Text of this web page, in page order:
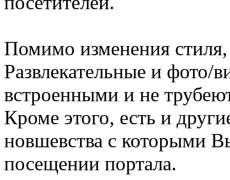
Помимо изменения
Развлекательные и фото/
встроенными и не
Кроме этого, есть и
новшевства с которыми
посещении портала.